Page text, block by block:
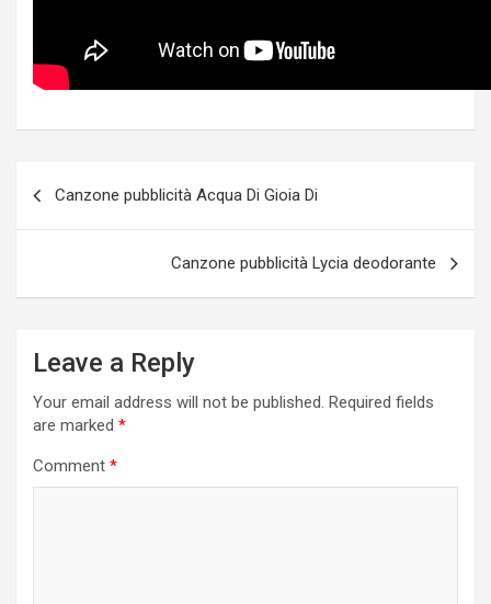
navigation
Canzone pubblicità Acqua Di Gioia Di
Canzone pubblicità Lycia deodorante
Leave a Reply
Your email address will not be published. Required fields
are marked *
Comment *